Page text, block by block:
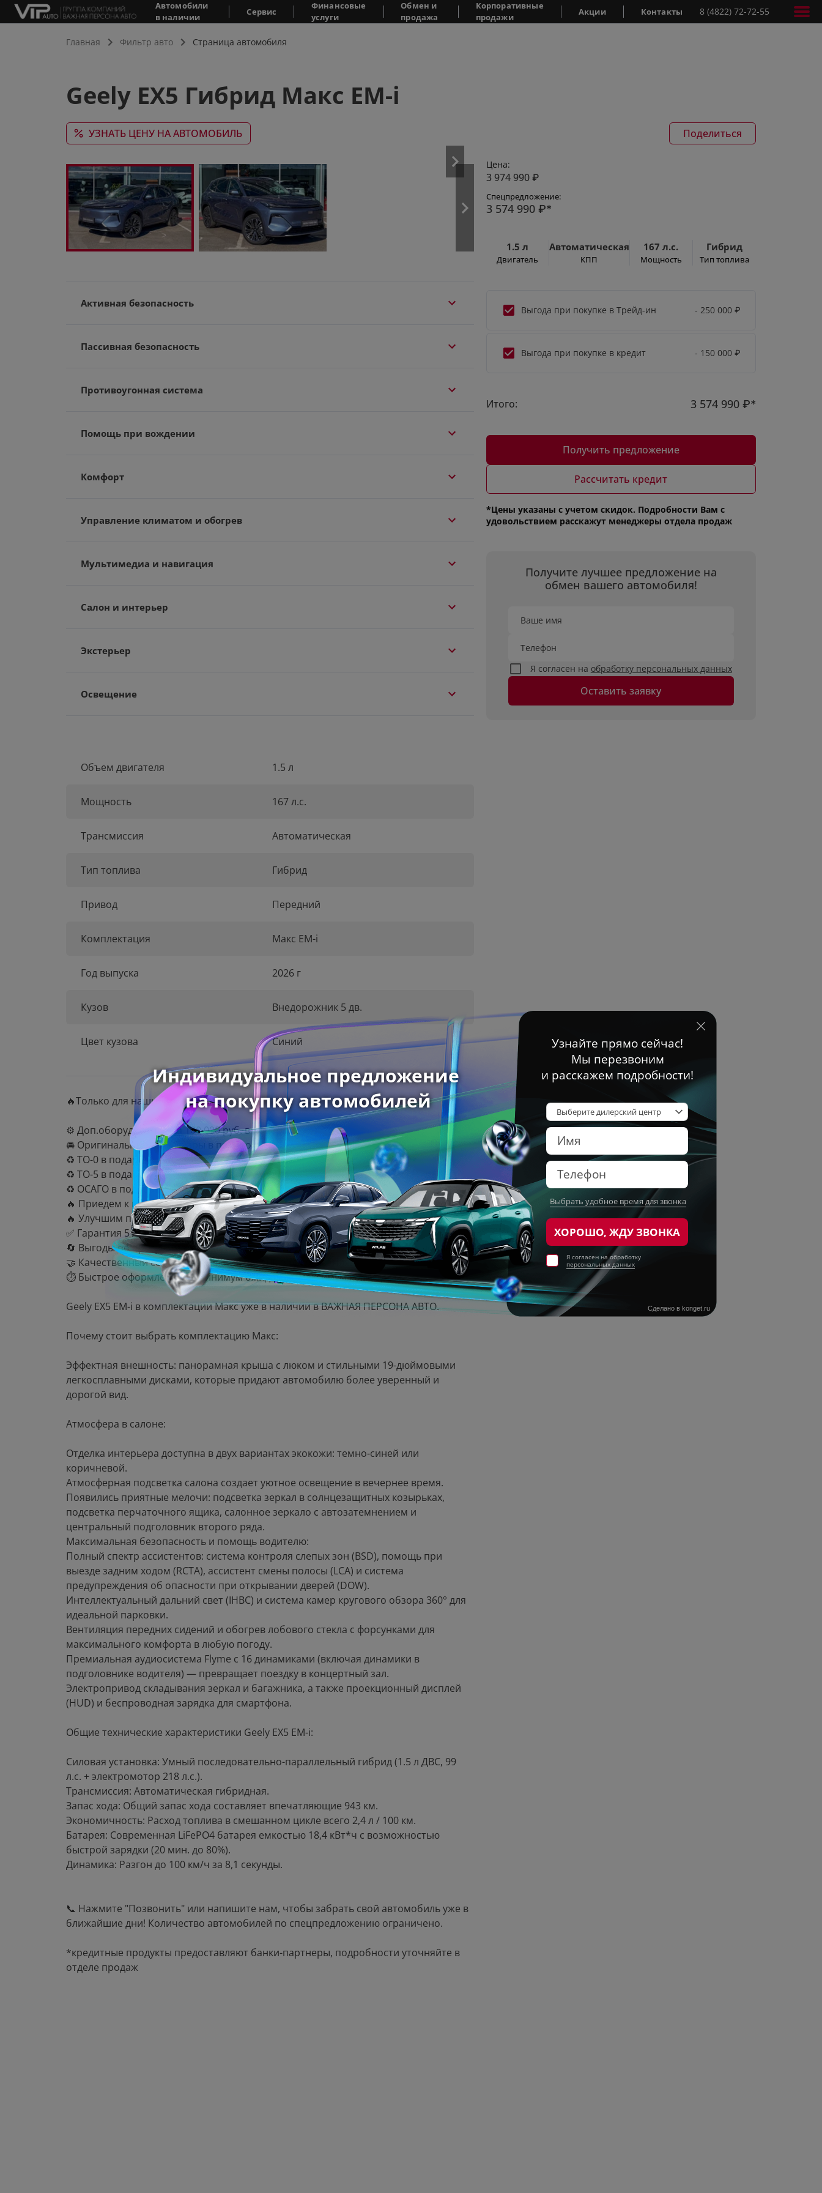
Автомобили
в наличии
Сервис
Финансовые
услуги
Обмен и
продажа
Корпоративные
продажи
Акции Контакты 8 (4822) 72-72-55
Главная Фильтр авто Страница автомобиля
Geely EX5 Гибрид Макс EM-i
УЗНАТЬ ЦЕНУ НА АВТОМОБИЛЬ Поделиться
Активная безопасность
Пассивная безопасность
Противоугонная система
Помощь при вождении
Комфорт
Управление климатом и обогрев
Мультимедиа и навигация
Салон и интерьер
Экстерьер
Освещение
Объем двигателя 1.5 л
Мощность 167 л.с.
Трансмиссия Автоматическая
Тип топлива Гибрид
Привод Передний
Комплектация Макс EM-i
Год выпуска 2026 г
Кузов Внедорожник 5 дв.
Цвет кузова Синий
🔥Только для наших клиентов:
⚙️ Доп.оборудование на 100 000 руб. в подарок!
🚘 Оригинальные аксессуары в подарок!
♻️ ТО-0 в подарок!
♻️ ТО-5 в подарок!
♻️ ОСАГО в подарок!
🔥 Приедем к вам на тестовую поездку!
🔥 Улучшим предложение другого дилера! Звоните!
✅ Гарантия 5 лет — ваша уверенность в надежности автомобиля.
🔄 Выгоды по программам обмен и кредит — обновите авто на лучших условиях.
🤝 Качественный сервис и высокий уровень обслуживания.
⏱️ Быстрое оформление — минимум ожидания, максимум комфорта.
Geely EX5 EM-i в комплектации Макс уже в наличии в ВАЖНАЯ ПЕРСОНА АВТО.
Почему стоит выбрать комплектацию Макс:
Эффектная внешность: панорамная крыша с люком и стильными 19-дюймовыми
легкосплавными дисками, которые придают автомобилю более уверенный и
дорогой вид.
Атмосфера в салоне:
Отделка интерьера доступна в двух вариантах экокожи: темно-синей или
коричневой.
Атмосферная подсветка салона создает уютное освещение в вечернее время.
Появились приятные мелочи: подсветка зеркал в солнцезащитных козырьках,
подсветка перчаточного ящика, салонное зеркало с автозатемнением и
центральный подголовник второго ряда.
Максимальная безопасность и помощь водителю:
Полный спектр ассистентов: система контроля слепых зон (BSD), помощь при
выезде задним ходом (RCTA), ассистент смены полосы (LCA) и система
предупреждения об опасности при открывании дверей (DOW).
Интеллектуальный дальний свет (IHBC) и система камер кругового обзора 360° для
идеальной парковки.
Вентиляция передних сидений и обогрев лобового стекла с форсунками для
максимального комфорта в любую погоду.
Премиальная аудиосистема Flyme с 16 динамиками (включая динамики в
подголовнике водителя) — превращает поездку в концертный зал.
Электропривод складывания зеркал и багажника, а также проекционный дисплей
(HUD) и беспроводная зарядка для смартфона.
Общие технические характеристики Geely EX5 EM-i:
Силовая установка: Умный последовательно-параллельный гибрид (1.5 л ДВС, 99
л.с. + электромотор 218 л.с.).
Трансмиссия: Автоматическая гибридная.
Запас хода: Общий запас хода составляет впечатляющие 943 км.
Экономичность: Расход топлива в смешанном цикле всего 2,4 л / 100 км.
Батарея: Современная LiFePO4 батарея емкостью 18,4 кВт*ч с возможностью
быстрой зарядки (20 мин. до 80%).
Динамика: Разгон до 100 км/ч за 8,1 секунды.
📞 Нажмите "Позвонить" или напишите нам, чтобы забрать свой автомобиль уже в
ближайшие дни! Количество автомобилей по спецпредложению ограничено.
*кредитные продукты предоставляют банки-партнеры, подробности уточняйте в
отделе продаж
Цена:
3 974 990 ₽
Спецпредложение:
3 574 990 ₽*
1.5 л
Двигатель
Автоматическая
КПП
167 л.с.
Мощность
Гибрид
Тип топлива
Выгода при покупке в Трейд-ин - 250 000 ₽
Выгода при покупке в кредит - 150 000 ₽
Итого: 3 574 990 ₽*
Получить предложение
Рассчитать кредит
*Цены указаны с учетом скидок. Подробности Вам с
удовольствием расскажут менеджеры отдела продаж
Получите лучшее предложение на
обмен вашего автомобиля!
Ваше имя
Телефон
Я согласен на обработку персональных данных
Оставить заявку